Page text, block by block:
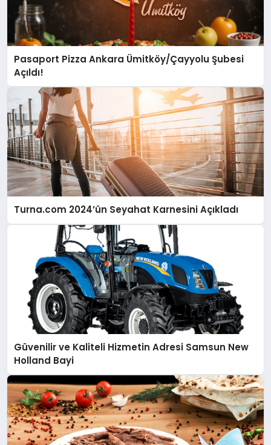
Pasaport Pizza Ankara Ümitköy/Çayyolu Şubesi
Açıldı!
Turna.com 2024’ün Seyahat Karnesini Açıkladı
Güvenilir ve Kaliteli Hizmetin Adresi Samsun New
Holland Bayi